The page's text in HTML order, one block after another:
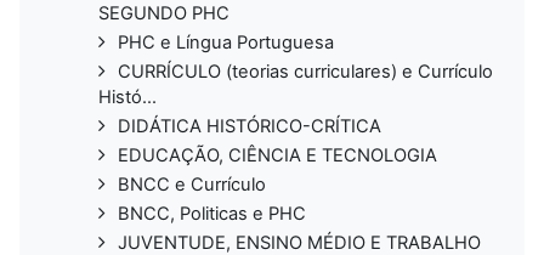
SEGUNDO PHC
PHC e Língua Portuguesa
CURRÍCULO (teorias curriculares) e Currículo
Histó...
DIDÁTICA HISTÓRICO-CRÍTICA
EDUCAÇÃO, CIÊNCIA E TECNOLOGIA
BNCC e Currículo
BNCC, Politicas e PHC
JUVENTUDE, ENSINO MÉDIO E TRABALHO